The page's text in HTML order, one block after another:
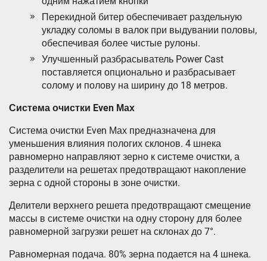
Перекидной битер обеспечивает раздельную
укладку соломы в валок при выдувании половы,
обеспечивая более чистые рулоны.
Улучшенный разбрасыватель Power Cast
поставляется опционально и разбрасывает
солому и полову на ширину до 18 метров.
Система очистки Even Мах
Система очистки Even Мах предназначена для
уменьшения влияния пологих склонов. 4 шнека
равномерно направляют зерно к системе очистки, а
разделители на решетах предотвращают накопление
зерна с одной стороны в зоне очистки.
Делители верхнего решета предотвращают смещение
массы в системе очистки на одну сторону для более
равномерной загрузки решет на склонах до 7°.
Равномерная подача. 80% зерна подается на 4 шнека.